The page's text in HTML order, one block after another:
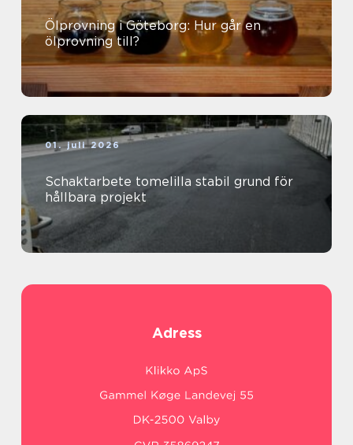
Ölprovning i Göteborg: Hur går en
ölprovning till?
01. juli 2026
Schaktarbete tomelilla stabil grund för
hållbara projekt
Adress